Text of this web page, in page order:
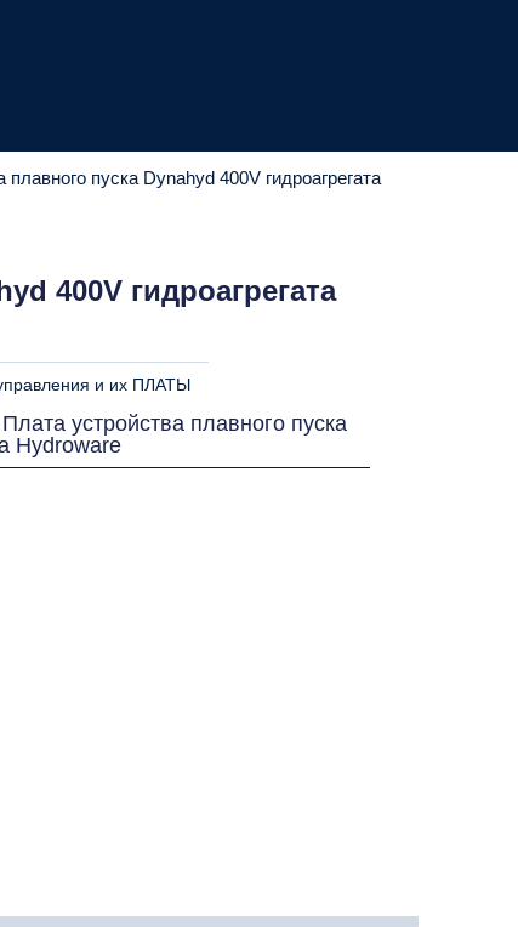
пуска Dynahyd 400V гидроагрегата
400V гидроагрегата
и их ПЛАТЫ
устройства плавного пуска
Hydroware